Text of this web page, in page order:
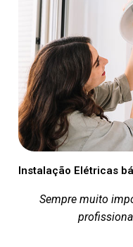
Instalação Elétricas
Sempre muito